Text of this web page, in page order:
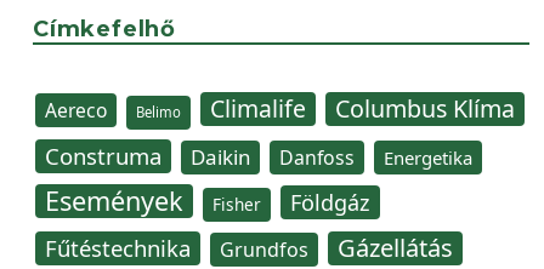
Címkefelhő
Aereco Belimo Climalife Columbus Klíma
Construma Daikin Danfoss Energetika
Események Fisher Földgáz
Fűtéstechnika Grundfos Gázellátás